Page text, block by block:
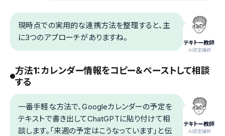
テキトー教師
.AI認定講師
現時点での実用的な連携方法を整理すると、主
に3つのアプローチがありますね。
方法1：カレンダー情報をコピー＆ペーストして相談
する
テキトー教師
.AI認定講師
一番手軽な方法で、Googleカレンダーの予定を
テキストで書き出してChatGPTに貼り付けて相
談します。「来週の予定はこうなっています」と伝